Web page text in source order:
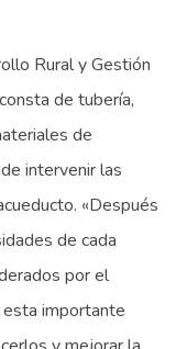
Rural y Gestión
de tubería,
de
intervenir las
«Después
de cada
por el
esta importante